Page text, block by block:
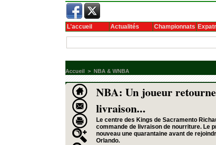
L'accueil Actualités Championnats
Accueil > NBA & WNBA
NBA: Un joueur
livraison...
Le centre des Kings de Sacramento
commande de livraison de nourriture. Le
nouveau une quarantaine avant de
Orlando.